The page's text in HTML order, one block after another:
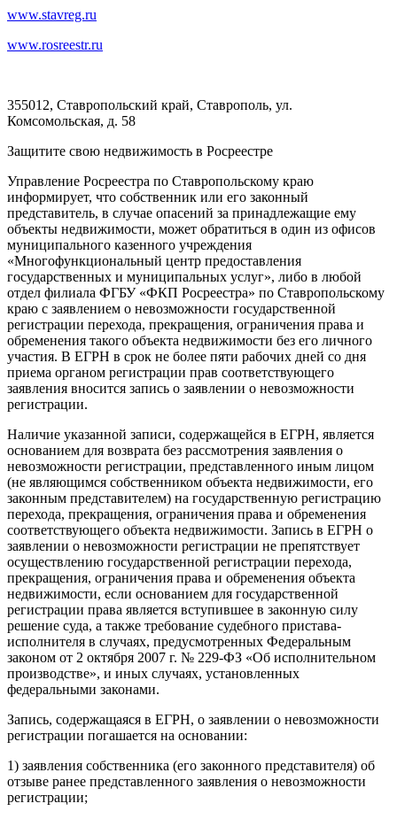
www.stavreg.ru
www.rosreestr.ru
355012, Ставропольский край, Ставрополь, ул.
Комсомольская, д. 58
Защитите свою недвижимость в Росреестре
Управление Росреестра по Ставропольскому краю
информирует, что собственник или его законный
представитель, в случае опасений за принадлежащие ему
объекты недвижимости, может обратиться в один из офисов
муниципального казенного учреждения
«Многофункциональный центр предоставления
государственных и муниципальных услуг», либо в любой
отдел филиала ФГБУ «ФКП Росреестра» по Ставропольскому
краю с заявлением о невозможности государственной
регистрации перехода, прекращения, ограничения права и
обременения такого объекта недвижимости без его личного
участия. В ЕГРН в срок не более пяти рабочих дней со дня
приема органом регистрации прав соответствующего
заявления вносится запись о заявлении о невозможности
регистрации.
Наличие указанной записи, содержащейся в ЕГРН, является
основанием для возврата без рассмотрения заявления о
невозможности регистрации, представленного иным лицом
(не являющимся собственником объекта недвижимости, его
законным представителем) на государственную регистрацию
перехода, прекращения, ограничения права и обременения
соответствующего объекта недвижимости. Запись в ЕГРН о
заявлении о невозможности регистрации не препятствует
осуществлению государственной регистрации перехода,
прекращения, ограничения права и обременения объекта
недвижимости, если основанием для государственной
регистрации права является вступившее в законную силу
решение суда, а также требование судебного пристава-
исполнителя в случаях, предусмотренных Федеральным
законом от 2 октября 2007 г. № 229-ФЗ «Об исполнительном
производстве», и иных случаях, установленных
федеральными законами.
Запись, содержащаяся в ЕГРН, о заявлении о невозможности
регистрации погашается на основании:
1) заявления собственника (его законного представителя) об
отзыве ранее представленного заявления о невозможности
регистрации;